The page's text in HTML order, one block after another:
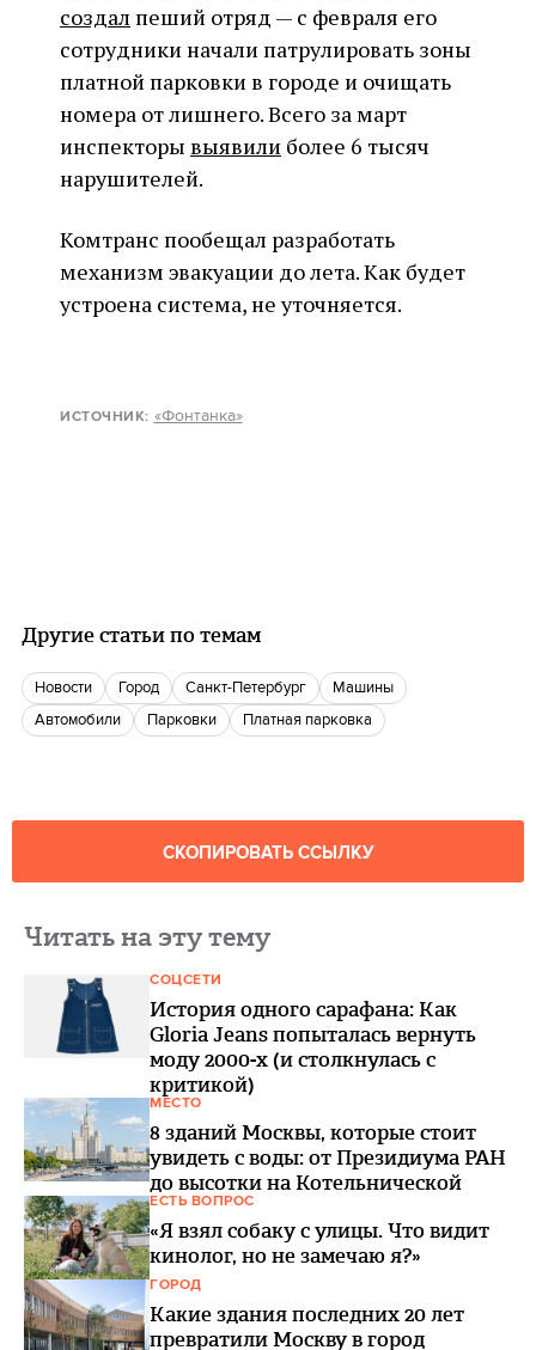
создал пеший отряд — с февраля его
сотрудники начали патрулировать зоны
платной парковки в городе и очищать
номера от лишнего. Всего за март
инспекторы выявили более 6 тысяч
нарушителей.
Комтранс пообещал разработать
механизм эвакуации до лета. Как будет
устроена система, не уточняется.
ИСТОЧНИК: «Фонтанка»
Другие статьи по темам
новости город Санкт-Петербург
Машины
автомобили
парковки платная парковка
СКОПИРОВАТЬ ССЫЛКУ
Читать на эту тему
СОЦСЕТИ
История одного сарафана: Как
Gloria Jeans попыталась вернуть
моду 2000-х (и столкнулась с
критикой)
МЕСТО
8 зданий Москвы, которые стоит
увидеть с воды: от Президиума РАН
до высотки на Котельнической
ЕСТЬ ВОПРОС
«Я взял собаку с улицы. Что видит
кинолог, но не замечаю я?»
ГОРОД
Какие здания последних 20 лет
превратили Москву в город